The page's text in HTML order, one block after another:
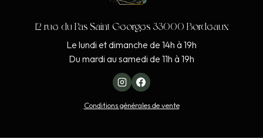
12 rue du Pas Saint Georges 33000 Bordeaux
Le lundi et dimanche de 14h à 19h
Du mardi au samedi de 11h à 19h
Conditions générales de vente